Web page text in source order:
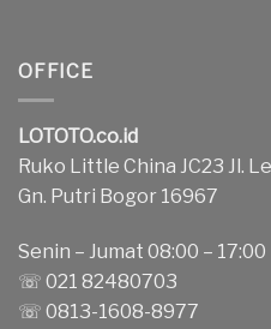
OFFICE
LOTOTO.co.id
Ruko Little China JC23 Jl.
Gn. Putri Bogor 16967
Senin – Jumat 08:00 – 17:00
☏ 021 82480703
☏ 0813-1608-8977